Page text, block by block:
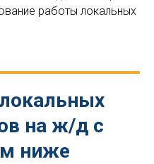
работы локальных
на ж/д с
ниже